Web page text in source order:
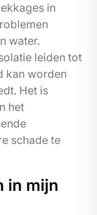
in
water.
leiden tot
kan worden
Het is
het
schade te
in mijn